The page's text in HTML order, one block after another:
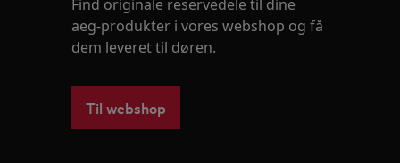
Find originale reservedele til dine
aeg-produkter i vores webshop og få
dem leveret til døren.
Til webshop